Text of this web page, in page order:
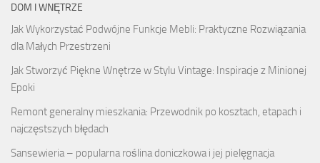
DOM I WNĘTRZE
Jak Wykorzystać Podwójne Funkcje Mebli: Praktyczne Rozwiązania
dla Małych Przestrzeni
Jak Stworzyć Piękne Wnętrze w Stylu Vintage: Inspiracje z Minionej
Epoki
Remont generalny mieszkania: Przewodnik po kosztach, etapach i
najczęstszych błędach
Sansewieria – popularna roślina doniczkowa i jej pielęgnacja